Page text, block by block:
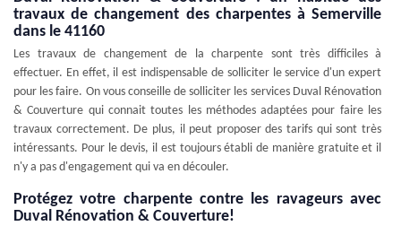
travaux de changement des charpentes à Semerville
dans le 41160
Les travaux de changement de la charpente sont très difficiles à
effectuer. En effet, il est indispensable de solliciter le service d'un expert
pour les faire. On vous conseille de solliciter les services Duval Rénovation
& Couverture qui connait toutes les méthodes adaptées pour faire les
travaux correctement. De plus, il peut proposer des tarifs qui sont très
intéressants. Pour le devis, il est toujours établi de manière gratuite et il
n'y a pas d'engagement qui va en découler.
Protégez votre charpente contre les ravageurs avec
Duval Rénovation & Couverture!